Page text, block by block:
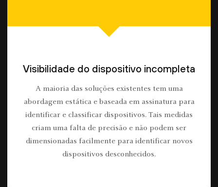
Visibilidade do dispositivo incompleta
A maioria das soluções existentes tem uma
abordagem estática e baseada em assinatura para
identificar e classificar dispositivos. Tais medidas
criam uma falta de precisão e não podem ser
dimensionadas facilmente para identificar novos
dispositivos desconhecidos.